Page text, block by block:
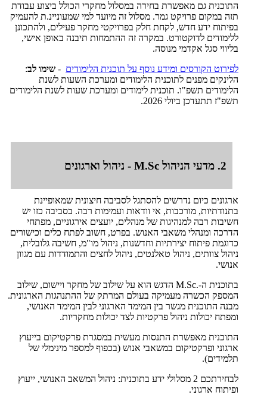
התוכנית גם מאפשרת בחירה במסלול מחקרי הכולל ביצוע עבודת
תזה במקום פרויקט גמר. מסלול זה מיועד למי שמעוניינ.ת להעמיק
בפיתוח ידע חדש, לקחת חלק בפרויקטי מחקר פעילים, ולהתכונן
ללימודים לדוקטורט. במקרה זה ההתמחות תיבנה באופן אישי,
בליווי סגל אקדמי מנוסה.
לפירוט הקורסים ומידע נוסף על תוכנית הלימודים - שימו לב:
הלינקים מפנים לתוכנית הלימודים ומערכת השעות לשנת
הלימודים תשפ"ו. תוכנית לימודים ומערכת שעות לשנת הלימודים
תשפ"ז תתעדכן ביולי 2026.
2. מדעי הניהול M.Sc - ניהול וארגונים
ארגונים כיום נדרשים להסתגל לסביבה חיצונית שמאופיינת
בתנודתיות, מורכבות, אי וודאות ועמימות רבה. בסביבה כזו יש
חשיבות רבה למנהיגות של מנהלים, יועצים אירגוניים, מפתחי
הדרכה ומנהלי משאבי האנוש. בפרט, חשוב לפתח כלים וכישורים
כדוגמת פיתוח יצירתיות וחדשנות, ניהול מו"מ, חשיבה גלובלית,
ניהול צוותים, ניהול טאלנטים, ניהול לחצים והתמודדות עם מגוון
אנושי.
בתוכנית ה-.M.Sc הדגש הוא על שילוב של מחקר ויישום, שילוב
המספק הכשרה מעמיקה בעולם המרתק של ההתנהגות הארגונית.
מבנה התוכנית מגשר בין המימד הארגוני לבין המימד האנושי,
ומפתח יכולות ניהול פרקטיות לצד יכולות מחקריות.
התוכנית מאפשרת התנסות מעשית במסגרת פרקטיקום בייעוץ
ארגוני ופרקטיקום במשאבי אנוש (בכפוף למספר מינימלי של
תלמידים).
לבחירתכם 2 מסלולי ידע בתוכנית: ניהול המשאב האנושי, ייעוץ
ופיתוח ארגוני.